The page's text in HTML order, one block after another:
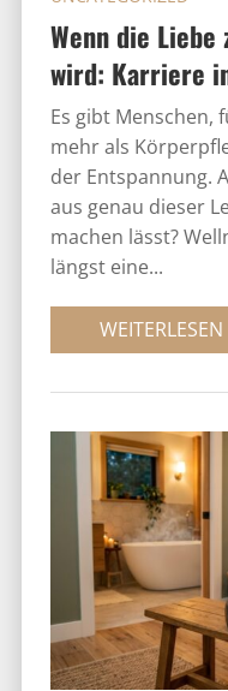
Wenn die
wird: Karriere
Es gibt Menschen,
mehr als
der Entspannung.
aus genau dieser
machen lässt?
längst eine...
WEITERLESEN